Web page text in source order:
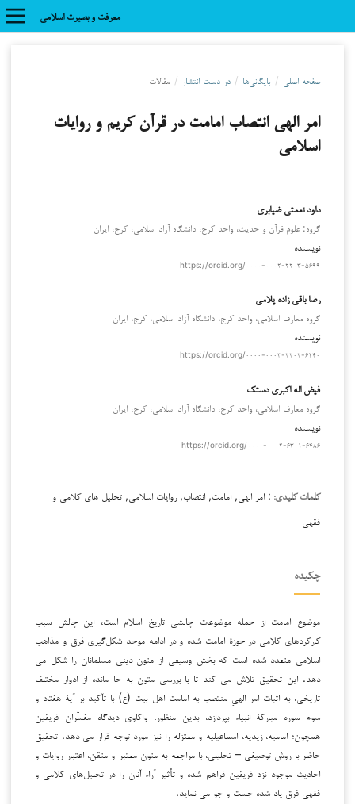
معرفت و بصیرت اسلامی
صفحه اصلی / بایگانی‌ها / در دست انتشار / مقالات
امر الهی انتصاب امامت در قرآن کریم و روایات
اسلامی
داود نعمتی ضیابری
گروه: علوم قرآن و حدیث، واحد کرج، دانشگاه آزاد اسلامی، کرج، ایران
نویسنده
https://orcid.org/۰۰۰۰-۰۰۰۲-۲۲۰۳-۵۶۹۹
رضا باقی زاده پلامی
گروه معارف اسلامی، واحد کرج، دانشگاه آزاد اسلامی، کرج، ایران
نویسنده
https://orcid.org/۰۰۰۰-۰۰۰۳-۲۲۰۲-۶۱۴۰
فیض اله اکبری دستک
گروه معارف اسلامی، واحد کرج، دانشگاه آزاد اسلامی، کرج، ایران
نویسنده
https://orcid.org/۰۰۰۰-۰۰۰۲-۶۳۰۱-۶۴۸۶
کلمات کلیدی: : امر الهی, امامت, انتصاب, روایات اسلامی, تحلیل های کلامی و
فقهی
چکیده
موضوع امامت از جمله موضوعات چالشی تاريخ اسلام است، این چالش سبب
کارکردهای کلامی در حوزۀ امامت شده و در ادامه موجد شكل‌گيري فرق و مذاهب
اسلامي متعدد شده است که بخش وسیعی از متون دینی مسلمانان را شکل می
دهد. این تحقیق تلاش می کند تا با بررسی متون به جا مانده از ادوار مختلف
تاریخی، به اثبات امر الهیِ منتصب به امامت اهل بیت (ع) با تآکید بر آیۀ هفتاد و
سوم سوره مبارکۀ انبیاء بپردازد، بدین منظور، واکاوی دیدگاه مفسّران فریقین
همچون؛ امامیه، زیدیه، اسماعیلیه و معتزله را نیز مورد توجه قرار می دهد. تحقیق
حاضر با روش توصیفی – تحلیلی، با مراجعه به متون معتبر و متقن، اعتبار روایات و
احادیث موجود نزد فریقین فراهم شده و تأثیر آراء آنان را در تحلیل‌های کلامی و
فقهی فرق یاد شده جست و جو می نماید.